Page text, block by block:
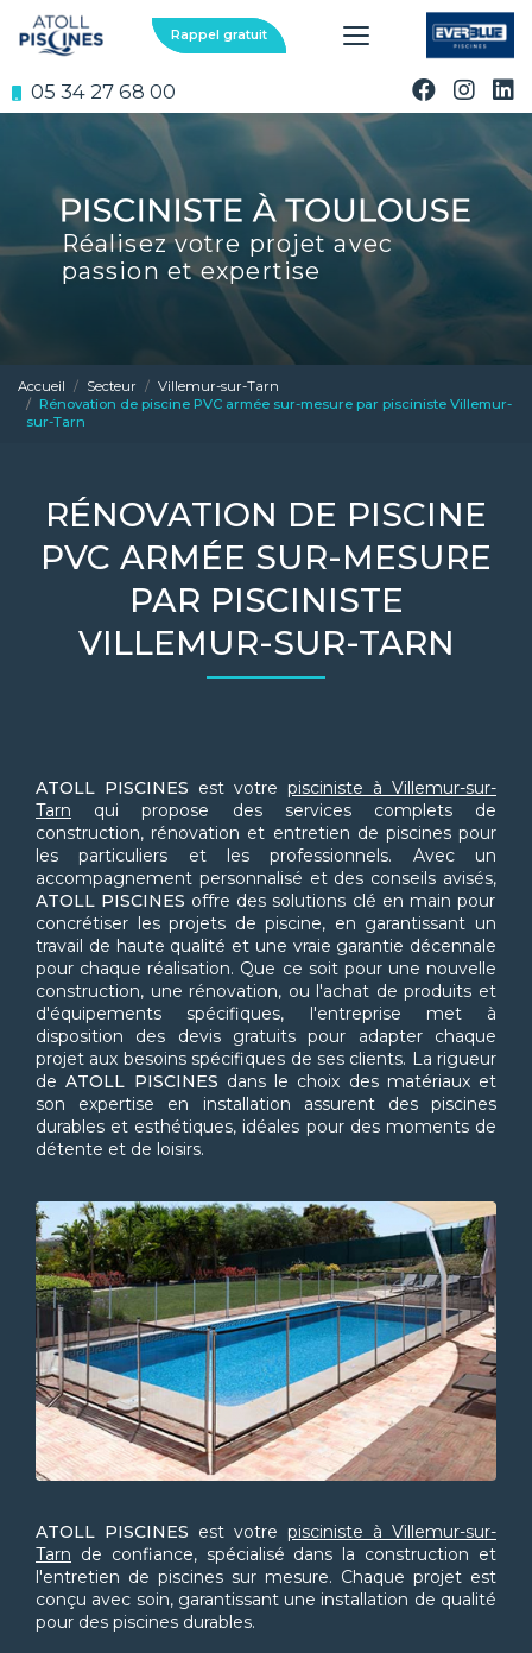
au
contenu
05 34 27 68 00
Rappel gratuit
Réalisez votre projet avec
passion et expertise
Accueil Secteur
Villemur-sur-Tarn
Rénovation de piscine PVC armée sur-mesure par pisciniste Villemur-
sur-Tarn
RÉNOVATION DE PISCINE
PVC ARMÉE SUR-MESURE
PAR PISCINISTE
VILLEMUR-SUR-TARN
ATOLL PISCINES est votre pisciniste à Villemur-sur-
Tarn qui propose des services complets de
construction, rénovation et entretien de piscines pour
les particuliers et les professionnels. Avec un
accompagnement personnalisé et des conseils avisés,
ATOLL PISCINES offre des solutions clé en main pour
concrétiser les projets de piscine, en garantissant un
travail de haute qualité et une vraie garantie décennale
pour chaque réalisation. Que ce soit pour une nouvelle
construction, une rénovation, ou l'achat de produits et
d'équipements spécifiques, l'entreprise met à
disposition des devis gratuits pour adapter chaque
projet aux besoins spécifiques de ses clients. La rigueur
deATOLL PISCINES dans le choix des matériaux et
son expertise en installation assurent des piscines
durables et esthétiques, idéales pour des moments de
détente et de loisirs.
ATOLL PISCINES est votre pisciniste à Villemur-sur-
Tarn de confiance, spécialisé dans la construction et
l'entretien de piscines sur mesure. Chaque projet est
conçu avec soin, garantissant une installation de qualité
pour des piscines durables.